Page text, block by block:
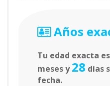
Años
Tu edad exacta es
meses y28 días
fecha.